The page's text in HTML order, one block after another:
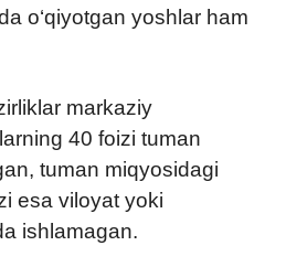
o‘qiyotgan yoshlar ham
markaziy
40 foizi tuman
tuman miqyosidagi
esa viloyat yoki
ishlamagan.